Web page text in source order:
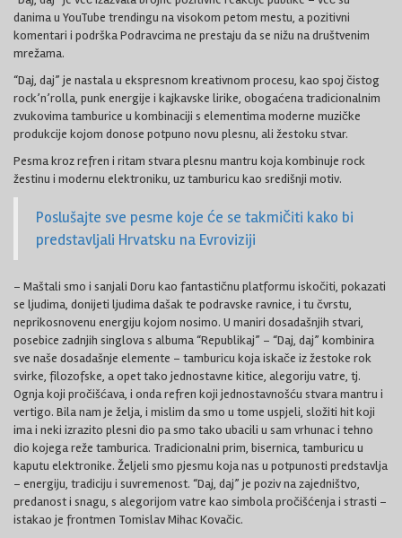
danima u YouTube trendingu na visokom petom mestu, a pozitivni
komentari i podrška Podravcima ne prestaju da se nižu na društvenim
mrežama.
“Daj, daj” je nastala u ekspresnom kreativnom procesu, kao spoj čistog
rock’n’rolla, punk energije i kajkavske lirike, obogaćena tradicionalnim
zvukovima tamburice u kombinaciji s elementima moderne muzičke
produkcije kojom donose potpuno novu plesnu, ali žestoku stvar.
Pesma kroz refren i ritam stvara plesnu mantru koja kombinuje rock
žestinu i modernu elektroniku, uz tamburicu kao središnji motiv.
Poslušajte sve pesme koje će se takmičiti kako bi
predstavljali Hrvatsku na Evroviziji
– Maštali smo i sanjali Doru kao fantastičnu platformu iskočiti, pokazati
se ljudima, donijeti ljudima dašak te podravske ravnice, i tu čvrstu,
neprikosnovenu energiju kojom nosimo. U maniri dosadašnjih stvari,
posebice zadnjih singlova s albuma “Republikaj” – “Daj, daj” kombinira
sve naše dosadašnje elemente – tamburicu koja iskače iz žestoke rok
svirke, filozofske, a opet tako jednostavne kitice, alegoriju vatre, tj.
Ognja koji pročišćava, i onda refren koji jednostavnošću stvara mantru i
vertigo. Bila nam je želja, i mislim da smo u tome uspjeli, složiti hit koji
ima i neki izrazito plesni dio pa smo tako ubacili u sam vrhunac i tehno
dio kojega reže tamburica. Tradicionalni prim, bisernica, tamburicu u
kaputu elektronike. Željeli smo pjesmu koja nas u potpunosti predstavlja
– energiju, tradiciju i suvremenost. “Daj, daj” je poziv na zajedništvo,
predanost i snagu, s alegorijom vatre kao simbola pročišćenja i strasti –
istakao je frontmen Tomislav Mihac Kovačic.